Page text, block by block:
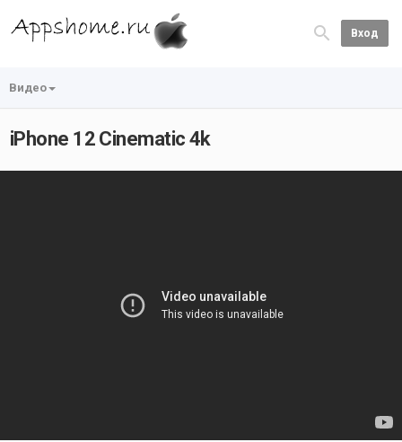
Вход
Видео
iPhone 12 Cinematic 4k